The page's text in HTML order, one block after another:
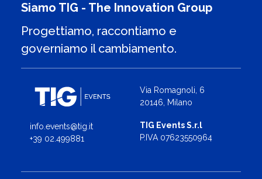
Siamo TIG - The Innovation Group
Progettiamo, raccontiamo e
governiamo il cambiamento.
info.events@tig.it
+39 02.499881
Via Romagnoli, 6
20146, Milano
TIG Events S.r.l
P.IVA 07623550964